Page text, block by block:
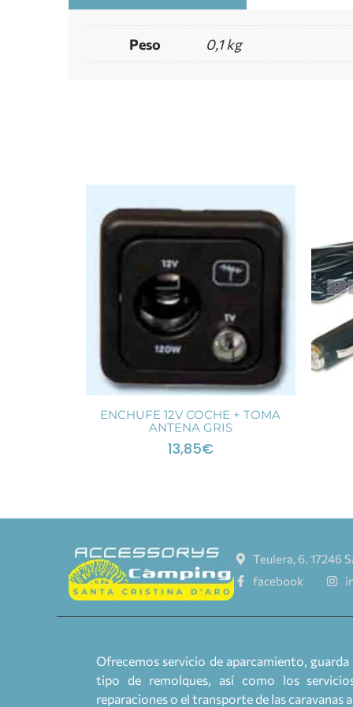
Peso 0,1 kg
ENCHUFE 12V COCHE + TOMA
ANTENA GRIS
13,85€
Teulera, 6. 17246
facebook
Ofrecemos servicio de aparcamiento,
tipo de remolques, así como los
reparaciones o el transporte de las caravanas